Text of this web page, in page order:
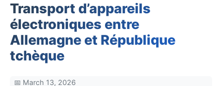
Transport d’appareils
électroniques entre
Allemagne et République
tchèque
📅 March 13, 2026